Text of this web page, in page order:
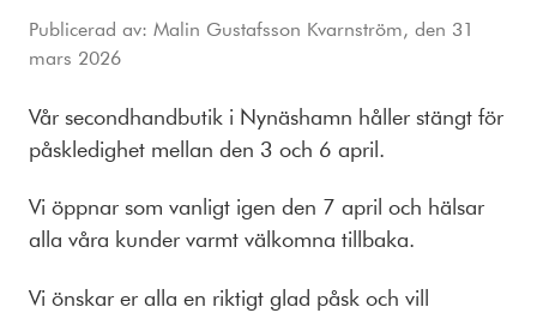
Publicerad av: Malin Gustafsson Kvarnström, den 31
mars 2026
Vår secondhandbutik i Nynäshamn håller stängt för
påskledighet mellan den 3 och 6 april.
Vi öppnar som vanligt igen den 7 april och hälsar
alla våra kunder varmt välkomna tillbaka.
Vi önskar er alla en riktigt glad påsk och vill